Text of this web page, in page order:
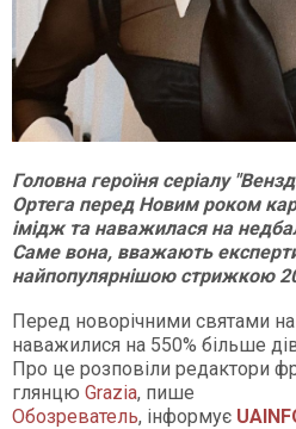
Головна героїня серіалу
Ортега перед Новим роком
імідж та наважилася на
Саме вона, вважають
найпопулярнішою стрижкою
Перед новорічними святами на
наважилися на 550% більше
Про це розповіли редактори
глянцю Grazia, пише
Обозреватель, інформує